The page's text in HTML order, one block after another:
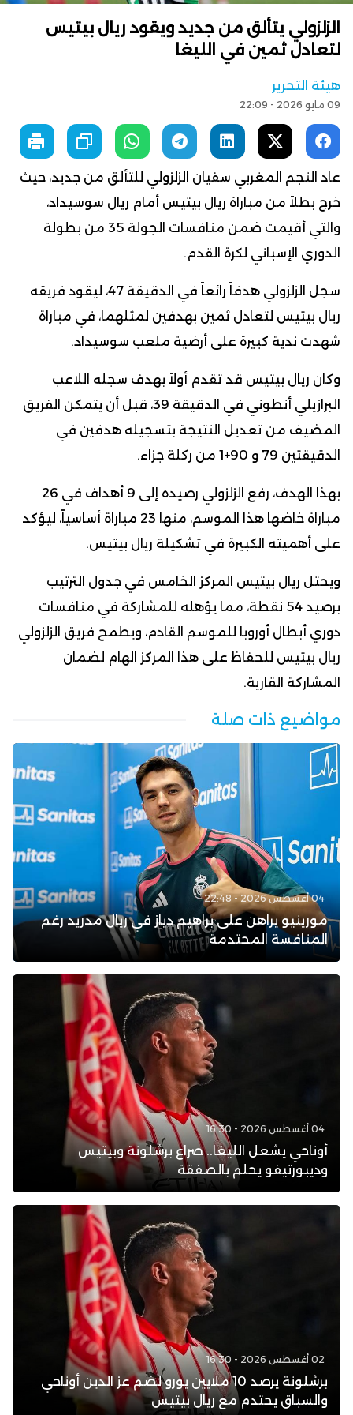
الزلزولي يتألق من جديد ويقود ريال بيتيس
لتعادل ثمين في الليغا
هيئة التحرير
09 مايو 2026 - 22:09
عاد النجم المغربي سفيان الزلزولي للتألق من جديد، حيث
خرج بطلاً من مباراة ريال بيتيس أمام ريال سوسيداد،
والتي أقيمت ضمن منافسات الجولة 35 من بطولة
الدوري الإسباني لكرة القدم.
سجل الزلزولي هدفاً رائعاً في الدقيقة 47، ليقود فريقه
ريال بيتيس لتعادل ثمين بهدفين لمثلهما، في مباراة
شهدت ندية كبيرة على أرضية ملعب سوسيداد.
وكان ريال بيتيس قد تقدم أولاً بهدف سجله اللاعب
البرازيلي أنطوني في الدقيقة 39، قبل أن يتمكن الفريق
المضيف من تعديل النتيجة بتسجيله هدفين في
الدقيقتين 79 و 90+1 من ركلة جزاء.
بهذا الهدف، رفع الزلزولي رصيده إلى 9 أهداف في 26
مباراة خاضها هذا الموسم، منها 23 مباراة أساسياً، ليؤكد
على أهميته الكبيرة في تشكيلة ريال بيتيس.
ويحتل ريال بيتيس المركز الخامس في جدول الترتيب
برصيد 54 نقطة، مما يؤهله للمشاركة في منافسات
دوري أبطال أوروبا للموسم القادم، ويطمح فريق الزلزولي
ريال بيتيس للحفاظ على هذا المركز الهام لضمان
المشاركة القارية.
مواضيع ذات صلة
04 أغسطس 2026 - 22:48
مورينيو يراهن على براهيم دياز في ريال مدريد رغم
المنافسة المحتدمة
04 أغسطس 2026 - 16:30
أوناحي يشعل الليغا.. صراع برشلونة وبيتيس
وديبورتيفو يحلم بالصفقة
02 أغسطس 2026 - 16:30
برشلونة يرصد 10 ملايين يورو لضم عز الدين أوناحي
والسباق يحتدم مع ريال بيتيس